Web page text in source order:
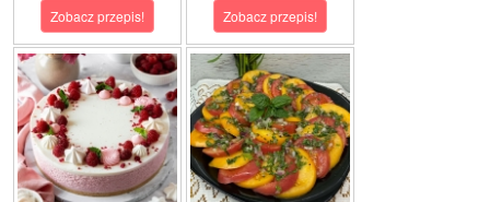
Zobacz przepis! Zobacz przepis!